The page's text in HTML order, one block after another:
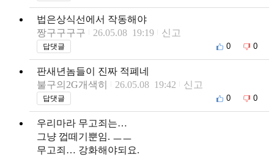
법은상식선에서 작동해야
짱구구구구
26.05.08 19:19 신고
답댓글 0 0
판새년놈들이 진짜 적폐네
불구의2G개색히
26.05.08 19:42 신고
답댓글 0 0
우리마라 무고죄는…
그냥 껍떼기뿐임. ㅡㅡ
무고죄… 강화해야되요.